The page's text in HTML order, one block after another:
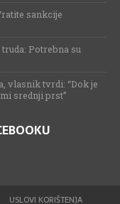
sankcije
Potrebna su
vlasnik tvrdi: “Dok je
srednji prst”
USLOVI KORIŠTENJA